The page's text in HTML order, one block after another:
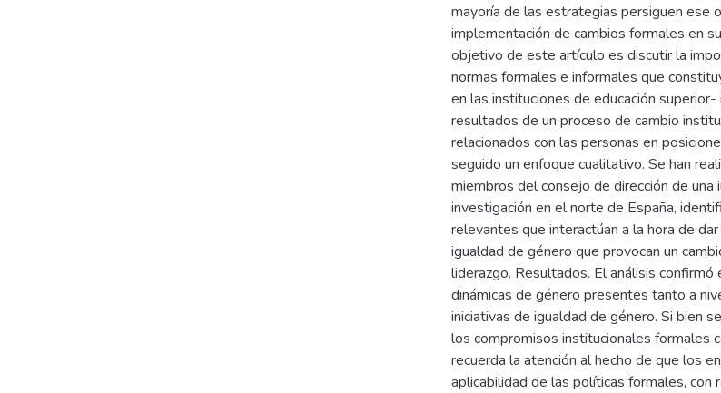
mayoría de las estrategias persiguen ese
implementación de cambios formales en
objetivo de este artículo es discutir la
normas formales e informales que
en las instituciones de educación
resultados de un proceso de cambio
relacionados con las personas en
seguido un enfoque cualitativo. Se han
miembros del consejo de dirección de una
investigación en el norte de España,
relevantes que interactúan a la hora de
igualdad de género que provocan un
liderazgo. Resultados. El análisis confirmó
dinámicas de género presentes tanto a
iniciativas de igualdad de género. Si bien
los compromisos institucionales formales
recuerda la atención al hecho de que los
aplicabilidad de las políticas formales, con